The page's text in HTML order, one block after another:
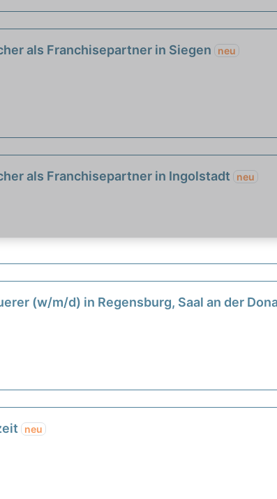
als Franchisepartner in Siegen neu
als Franchisepartner in Ingolstadt neu
(w/m/d) in Regensburg, Saal an der
neu